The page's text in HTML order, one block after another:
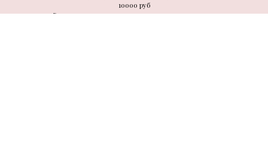
10000 руб
В связи с техническими моментами цену уточнять у